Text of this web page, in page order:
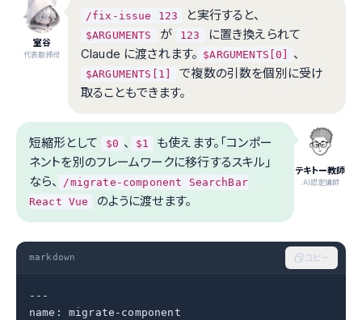
室谷
代表取締役
/fix-issue 123 と実行すると、
$ARGUMENTS が 123
に置き換えられて
Claude に渡されます。 $ARGUMENTS[0] 、
$ARGUMENTS[1]
で複数の引数を個別に受け
取ることもできます。
テキトー教師
.AI認定講師
短縮形として $0 、 $1
も使えます。「コンポー
ネントを別のフレームワークに移行するスキル」
なら、
/migrate-component SearchBar
React Vue
のように渡せます。
markdown コピー
---
name: migrate-component